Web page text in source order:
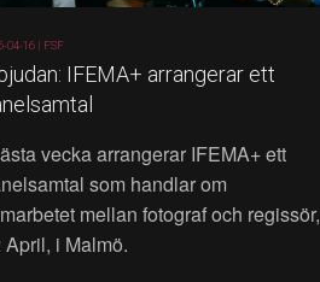
04-16 | FSF
IFEMA+ arrangerar ett
vecka arrangerar IFEMA+ ett
som handlar om
mellan fotograf och regissör,
April, i Malmö.